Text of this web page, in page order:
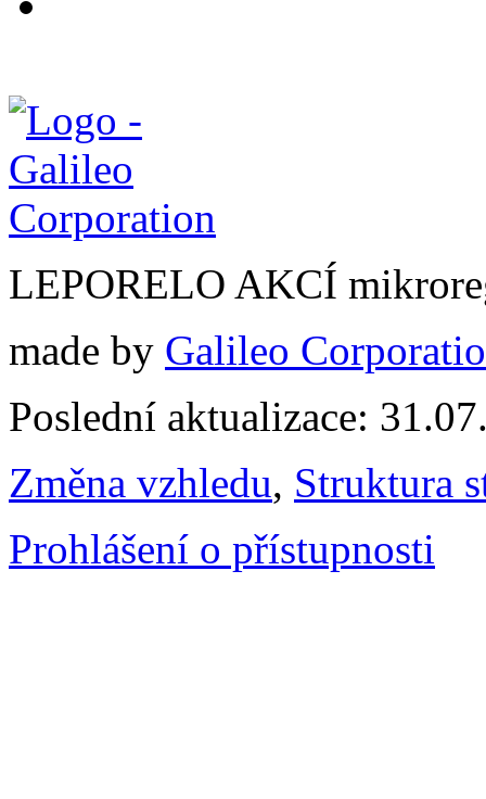
LEPORELO AKCÍ
made by Galileo
Poslední aktualizace:
Změna vzhledu, Struktura
Prohlášení o přístupnosti